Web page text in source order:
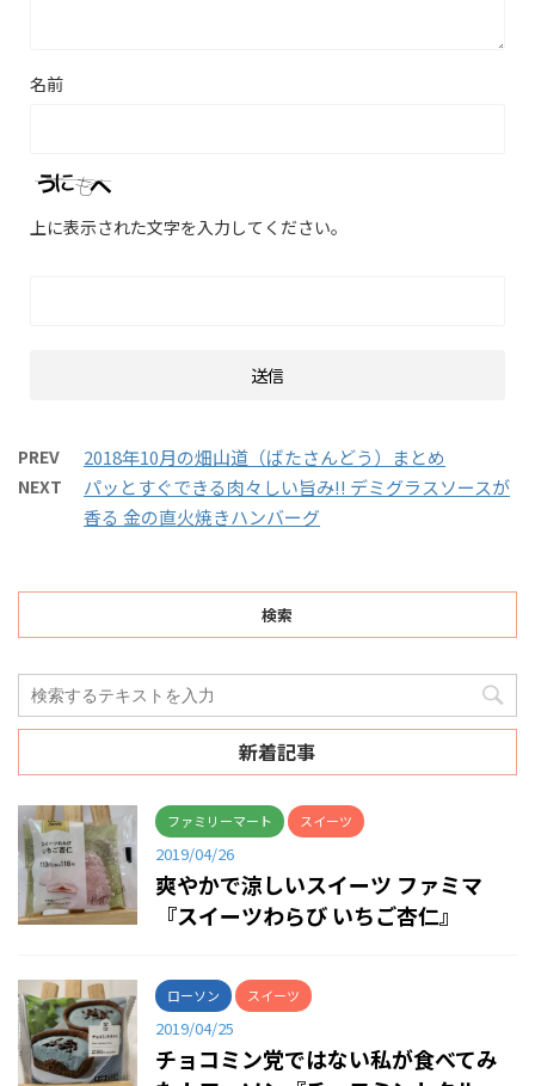
名前
上に表示された文字を入力してください。
PREV 2018年10月の畑山道（ばたさんどう）まとめ
NEXT
パッとすぐできる肉々しい旨み!! デミグラスソースが
香る 金の直火焼きハンバーグ
検索
新着記事
ファミリーマート スイーツ
2019/04/26
爽やかで涼しいスイーツ ファミマ
『スイーツわらび いちご杏仁』
ローソン スイーツ
2019/04/25
チョコミン党ではない私が食べてみ